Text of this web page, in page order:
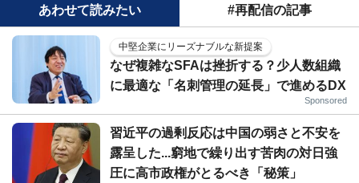
あわせて読みたい #再配信の記事
中堅企業にリーズナブルな新提案
なぜ複雑なSFAは挫折する？少人数組織
に最適な「名刺管理の延長」で進めるDX
Sponsored
習近平の過剰反応は中国の弱さと不安を
露呈した...窮地で繰り出す苦肉の対日強
圧に高市政権がとるべき「秘策」